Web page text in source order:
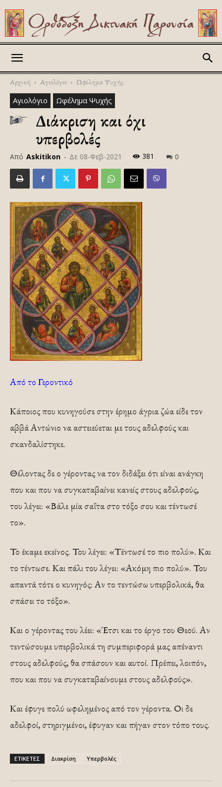
Αρχική Αγιολόγιο Ωφέλημα Ψυχής
Αγιολόγιο Ωφέλημα Ψυχής
Διάκριση και όχι
υπερβολές
Από Askitikon - Δε 08-Φεβ-2021 381 0
Από το Γεροντικό
Κάποιος που κυνηγούσε στην έρημο άγρια ζώα είδε τον
αββά Αντώνιο να αστειεύεται με τους αδελφούς και
σκανδαλίστηκε.
Θέλοντας δε ο γέροντας να τον διδάξει ότι είναι ανάγκη
που και που να συγκαταβαίνει κανείς στους αδελφούς,
του λέγει: «Βάλε μία σαΐτα στο τόξο σου και τέντωσέ
το».
Το έκαμε εκείνος. Του λέγει: «Τέντωσέ το πιο πολύ». Και
το τέντωσε. Και πάλι του λέγει: «Ακόμη πιο πολύ». Του
απαντά τότε ο κυνηγός: Αν το τεντώσω υπερβολικά, θα
σπάσει το τόξο».
Και ο γέροντας του λέει: «Έτσι και το έργο του Θεού. Αν
τεντώσουμε υπερβολικά τη συμπεριφορά μας απέναντι
στους αδελφούς, θα σπάσουν και αυτοί. Πρέπει, λοιπόν,
που και που να συγκαταβαίνουμε στους αδελφούς».
Και έφυγε πολύ ωφελημένος από τον γέροντα. Οι δε
αδελφοί, στηριγμένοι, έφυγαν και πήγαν στον τόπο τους.
ΕΤΙΚΕΤΕΣ Διακρίση Υπερβολές